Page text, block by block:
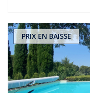
PRIX EN BAISSE